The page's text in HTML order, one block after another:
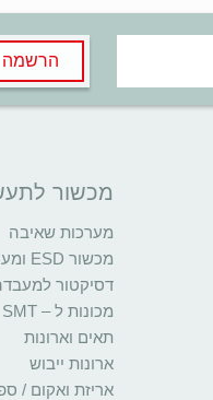
הרשמה
מכשור
מערכות שאיבה
מכשור ESD ומערכות יוניזציה
דסיקטור
מכונות ל – SMT
תאים וארונות
ארונות ייבוש
אריזת ואקום /